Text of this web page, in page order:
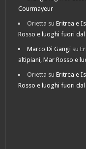
Courmayeur
Orietta suEritrea e
Rosso e luoghi fuori
Marco Di Gangi su
altipiani, Mar Rosso e
Orietta suEritrea e
Rosso e luoghi fuori